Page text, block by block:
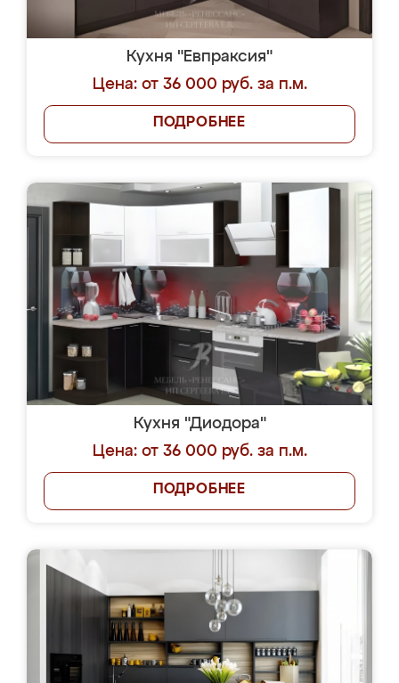
Кухня "Евпраксия"
Цена: от 36 000 руб. за п.м.
ПОДРОБНЕЕ
Кухня "Диодора"
Цена: от 36 000 руб. за п.м.
ПОДРОБНЕЕ